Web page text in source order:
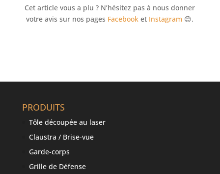
Cet article vous a plu ? N’hésitez pas à nous donner
votre avis sur nos pages Facebook et Instagram 😊.
PRODUITS
Tôle découpée au laser
Claustra / Brise-vue
Garde-corps
Grille de Défense